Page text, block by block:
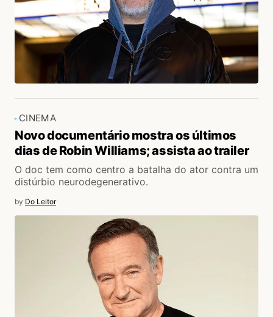
CINEMA
Novo documentário mostra os últimos
dias de Robin Williams; assista ao trailer
O doc tem como centro a batalha do ator contra um
distúrbio neurodegenerativo.
by Do Leitor